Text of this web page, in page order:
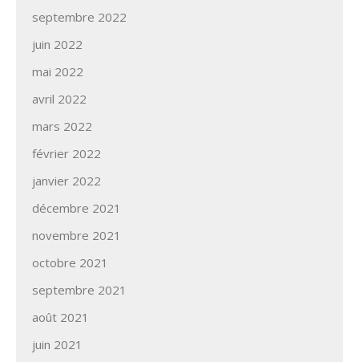
septembre 2022
juin 2022
mai 2022
avril 2022
mars 2022
février 2022
janvier 2022
décembre 2021
novembre 2021
octobre 2021
septembre 2021
août 2021
juin 2021